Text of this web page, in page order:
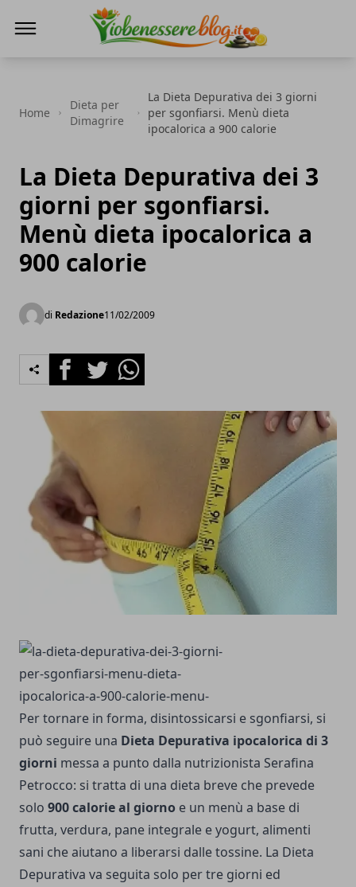
Home
Dieta per
Dimagrire
La Dieta Depurativa dei 3 giorni
per sgonfiarsi. Menù dieta
ipocalorica a 900 calorie
La Dieta Depurativa dei 3
giorni per sgonfiarsi.
Menù dieta ipocalorica a
900 calorie
di Redazione11/02/2009
FacebookTwitterWhatsapp
Per tornare in forma, disintossicarsi e sgonfiarsi, si
può seguire una Dieta Depurativa ipocalorica di 3
giorni messa a punto dalla nutrizionista Serafina
Petrocco: si tratta di una dieta breve che prevede
solo 900 calorie al giorno e un menù a base di
frutta, verdura, pane integrale e yogurt, alimenti
sani che aiutano a liberarsi dalle tossine. La Dieta
Depurativa va seguita solo per tre giorni ed